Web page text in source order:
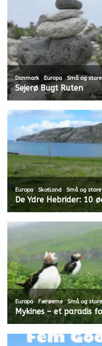
Danmark, Europa,Små og
Sejerø Bugt Ruten
Europa, Skotland, Små og
De Ydre Hebrider: 10
Europa,Færøerne,Små og
Mykines – et paradis